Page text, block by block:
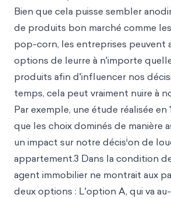
Bien que cela puisse sembler
de produits bon marché comme
pop-corn, les entreprises peuvent
options de leurre à n'importe
produits afin d'influencer nos
temps, cela peut vraiment nuire à
Par exemple, une étude réalisée en
que les choix dominés de manière
un impact sur notre décision de
appartement.3 Dans la condition
agent immobilier ne montrait aux
deux options : L'option A, qui va